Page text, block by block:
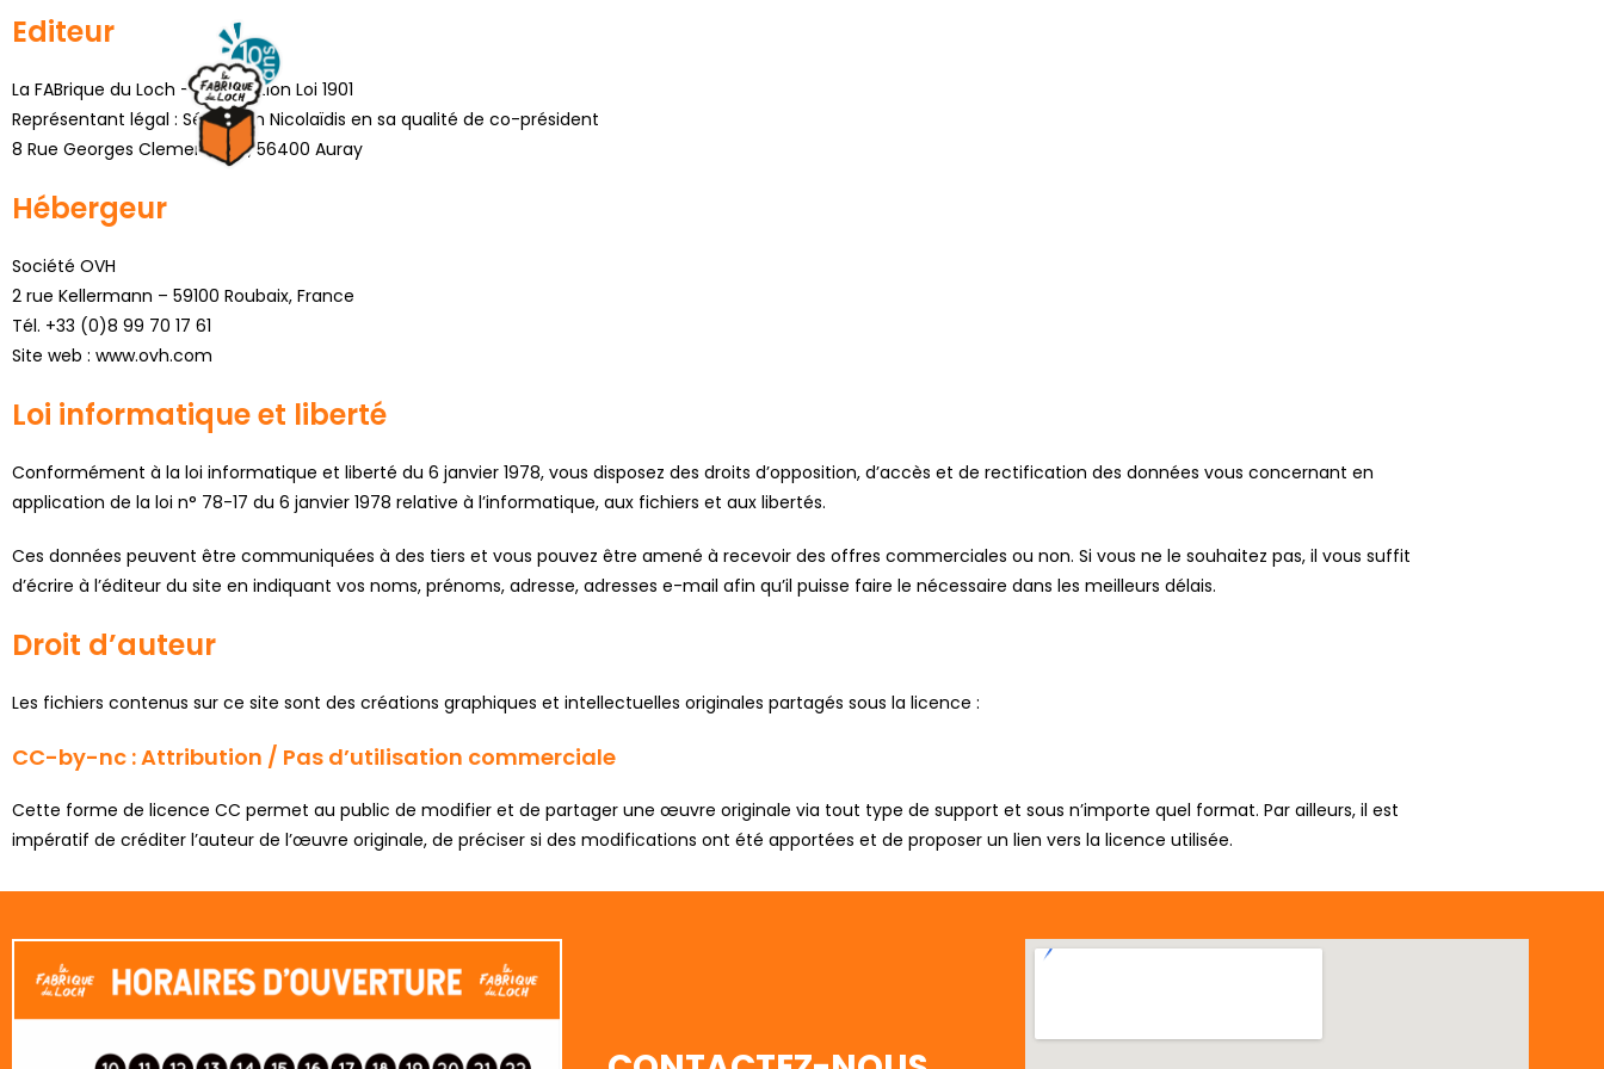
Editeur
La FABrique du Loch – Association Loi 1901
Représentant légal : Sébastien Nicolaïdis en sa qualité de co-président
8 Rue Georges Clemenceau, 56400 Auray
Hébergeur
Société OVH
2 rue Kellermann – 59100 Roubaix, France
Tél. +33 (0)8 99 70 17 61
Site web : www.ovh.com
Loi informatique et liberté
Conformément à la loi informatique et liberté du 6 janvier 1978, vous disposez des droits d’opposition, d’accès et de rectification des données vous concernant en
application de la loi n° 78-17 du 6 janvier 1978 relative à l’informatique, aux fichiers et aux libertés.
Ces données peuvent être communiquées à des tiers et vous pouvez être amené à recevoir des offres commerciales ou non. Si vous ne le souhaitez pas, il vous suffit
d’écrire à l’éditeur du site en indiquant vos noms, prénoms, adresse, adresses e-mail afin qu’il puisse faire le nécessaire dans les meilleurs délais.
Droit d’auteur
Les fichiers contenus sur ce site sont des créations graphiques et intellectuelles originales partagés sous la licence :
CC-by-nc : Attribution / Pas d’utilisation commerciale
Cette forme de licence CC permet au public de modifier et de partager une œuvre originale via tout type de support et sous n’importe quel format. Par ailleurs, il est
impératif de créditer l’auteur de l’œuvre originale, de préciser si des modifications ont été apportées et de proposer un lien vers la licence utilisée.